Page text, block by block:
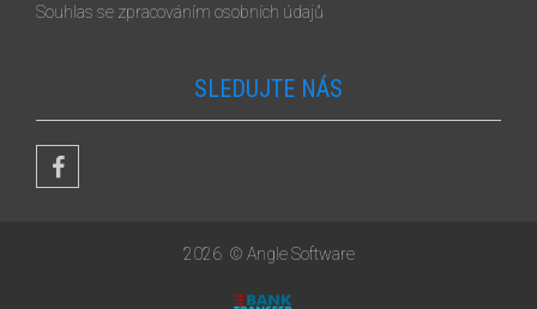
Souhlas se zpracováním osobních údajů
SLEDUJTE NÁS
2026 © Angle Software